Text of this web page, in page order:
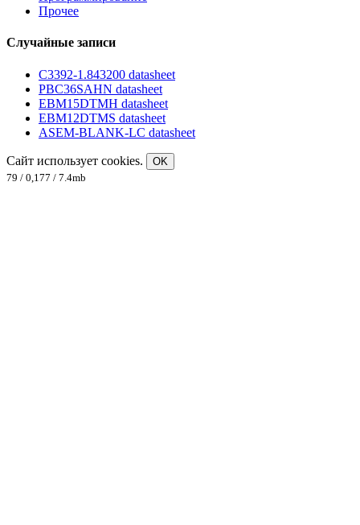
Прочее
Случайные записи
C3392-1.843200 datasheet
PBC36SAHN datasheet
EBM15DTMH datasheet
EBM12DTMS datasheet
ASEM-BLANK-LC datasheet
Сайт использует cookies.
OK
79 / 0,177 / 7.4mb